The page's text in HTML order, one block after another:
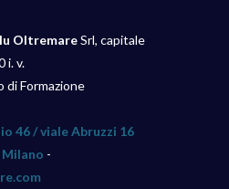
OltremareSrl, capitale
i. v.
di Formazione
46 / viale Abruzzi 16
Milano -